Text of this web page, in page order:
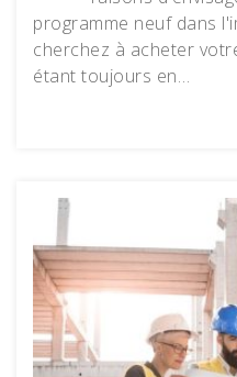
programme neuf dans
cherchez à acheter
étant toujours en…